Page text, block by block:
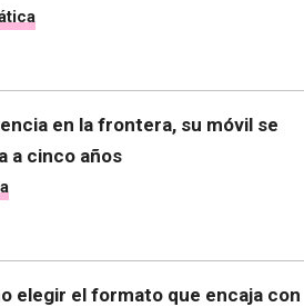
en la frontera, su móvil se
a cinco años
elegir el formato que encaja con